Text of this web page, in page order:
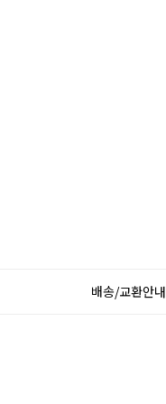
배송/교환안내